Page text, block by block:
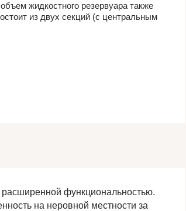
жидкостного резервуара также
из двух секций (с центральным
функциональностью.
на неровной местности за